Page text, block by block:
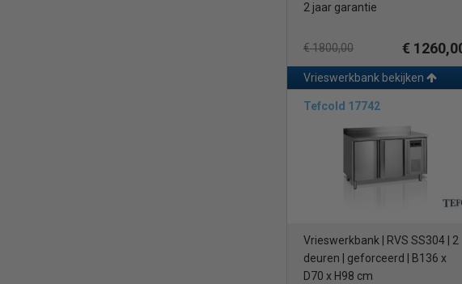
2 jaar garantie
€ 1800,00 €
Vrieswerkbank bekijken
Tefcold 17742
Vrieswerkbank | RVS SS304 | 2
deuren | geforceerd | B136 x
D70 x H98 cm